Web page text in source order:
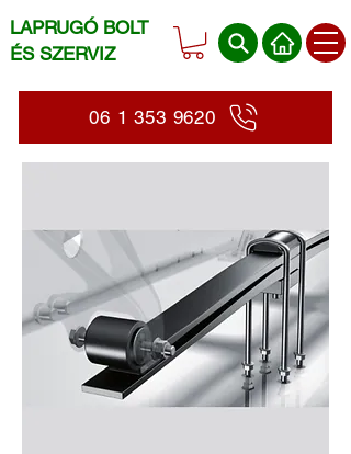
LAPRUGÓ BOLT
ÉS SZERVIZ
06 1 353 9620